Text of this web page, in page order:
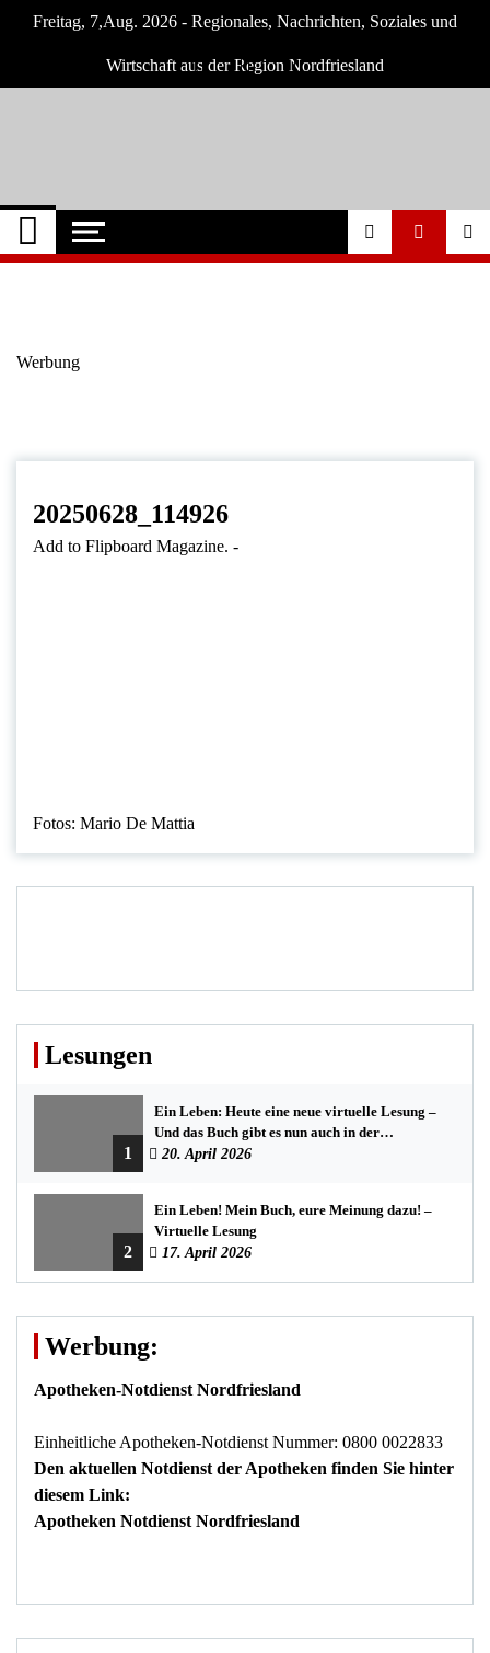
Freitag, 7,Aug. 2026 - Regionales, Nachrichten, Soziales und
Wirtschaft aus der Region Nordfriesland
Nordfriesland O.
Nachrichten
Nachrichten für Nordfriesland und Husum
Werbung
20250628_114926
Add to Flipboard Magazine. -
Fotos: Mario De Mattia
Lesungen
1
Ein Leben: Heute eine neue virtuelle Lesung –
Und das Buch gibt es nun auch in der
Bredstedter Stadtbuchhandlung
20. April 2026
2
Ein Leben! Mein Buch, eure Meinung dazu! –
Virtuelle Lesung
17. April 2026
Werbung:
Apotheken-Notdienst Nordfriesland
Einheitliche Apotheken-Notdienst Nummer: 0800 0022833
Den aktuellen Notdienst der Apotheken finden Sie hinter
diesem Link:
Apotheken Notdienst Nordfriesland